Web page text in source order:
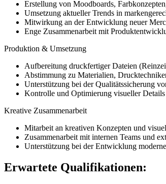
Erstellung von Moodboards,
Umsetzung aktueller Trends in
Mitwirkung an der Entwicklung neuer
Enge Zusammenarbeit mit
Produktion & Umsetzung
Aufbereitung druckfertiger Dateien
Abstimmung zu Materialien,
Unterstützung bei der Qualitätssicherung
Kontrolle und Optimierung visueller
Kreative Zusammenarbeit
Mitarbeit an kreativen Konzepten und
Zusammenarbeit mit internen Teams und
Unterstützung bei der Entwicklung
Erwartete Qualifikationen: